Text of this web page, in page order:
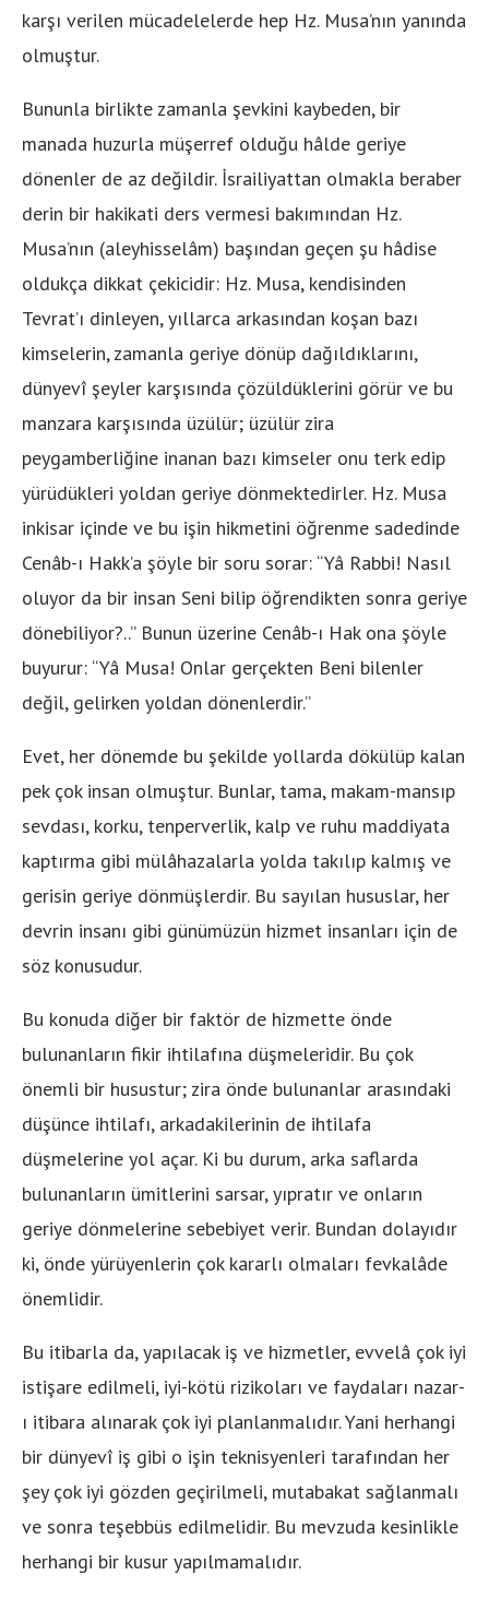
karşı verilen mücadelelerde hep Hz. Musa’nın yanında
olmuştur.
Bununla birlikte zamanla şevkini kaybeden, bir
manada huzurla müşerref olduğu hâlde geriye
dönenler de az değildir. İsrailiyattan olmakla beraber
derin bir hakikati ders vermesi bakımından Hz.
Musa’nın (aleyhisselâm) başından geçen şu hâdise
oldukça dikkat çekicidir: Hz. Musa, kendisinden
Tevrat’ı dinleyen, yıllarca arkasından koşan bazı
kimselerin, zamanla geriye dönüp dağıldıklarını,
dünyevî şeyler karşısında çözüldüklerini görür ve bu
manzara karşısında üzülür; üzülür zira
peygamberliğine inanan bazı kimseler onu terk edip
yürüdükleri yoldan geriye dönmektedirler. Hz. Musa
inkisar içinde ve bu işin hikmetini öğrenme sadedinde
Cenâb-ı Hakk’a şöyle bir soru sorar: “Yâ Rabbi! Nasıl
oluyor da bir insan Seni bilip öğrendikten sonra geriye
dönebiliyor?..” Bunun üzerine Cenâb-ı Hak ona şöyle
buyurur: “Yâ Musa! Onlar gerçekten Beni bilenler
değil, gelirken yoldan dönenlerdir.”
Evet, her dönemde bu şekilde yollarda dökülüp kalan
pek çok insan olmuştur. Bunlar, tama, makam-mansıp
sevdası, korku, tenperverlik, kalp ve ruhu maddiyata
kaptırma gibi mülâhazalarla yolda takılıp kalmış ve
gerisin geriye dönmüşlerdir. Bu sayılan hususlar, her
devrin insanı gibi günümüzün hizmet insanları için de
söz konusudur.
Bu konuda diğer bir faktör de hizmette önde
bulunanların fikir ihtilafına düşmeleridir. Bu çok
önemli bir husustur; zira önde bulunanlar arasındaki
düşünce ihtilafı, arkadakilerinin de ihtilafa
düşmelerine yol açar. Ki bu durum, arka saflarda
bulunanların ümitlerini sarsar, yıpratır ve onların
geriye dönmelerine sebebiyet verir. Bundan dolayıdır
ki, önde yürüyenlerin çok kararlı olmaları fevkalâde
önemlidir.
Bu itibarla da, yapılacak iş ve hizmetler, evvelâ çok iyi
istişare edilmeli, iyi-kötü rizikoları ve faydaları nazar-
ı itibara alınarak çok iyi planlanmalıdır. Yani herhangi
bir dünyevî iş gibi o işin teknisyenleri tarafından her
şey çok iyi gözden geçirilmeli, mutabakat sağlanmalı
ve sonra teşebbüs edilmelidir. Bu mevzuda kesinlikle
herhangi bir kusur yapılmamalıdır.